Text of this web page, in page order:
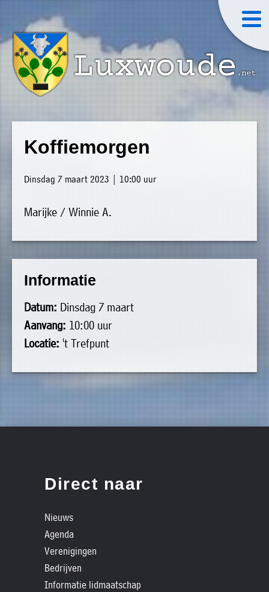
Koffiemorgen
Dinsdag 7 maart 2023 | 10:00 uur
Marijke / Winnie A.
Informatie
Datum:Dinsdag 7 maart
Aanvang:10:00 uur
Locatie:'t Trefpunt
Direct naar
Nieuws
Agenda
Verenigingen
Bedrijven
Informatie lidmaatschap
»
Home
»
Welkom
»
Nieuws
»
Agenda
»
Verenigingen
»
Bedrijven
»
Plaatselijk
belang
»
Informatie
lidmaatschap
Trefpunt
Foto's
Historische
verhalen
Luxwoude.net
website@luxwoude.net
Plaatselijk
belang
Op
dit
moment
bestaat
het
bestuur
uit
de
volgende
personen:
Voorzitter
vacant
Secretaris
Michiel
Modderman
Penningmeester
vacant
Algemeen
Anco